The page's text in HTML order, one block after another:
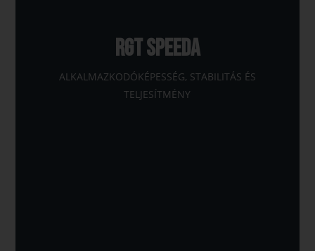
RGT SPEEDA
ALKALMAZKODÓKÉPESSÉG, STABILITÁS ÉS
TELJESÍTMÉNY